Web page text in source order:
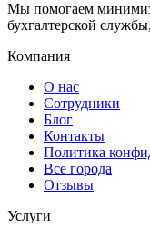
Мы помогаем
бухгалтерской
Компания
О нас
Сотрудники
Блог
Контакты
Политика
Все города
Отзывы
Услуги